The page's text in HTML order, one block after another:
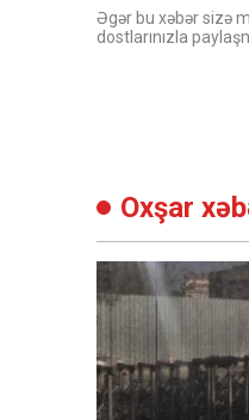
Əgər bu xəbər sizə
dostlarınızla
Oxşar